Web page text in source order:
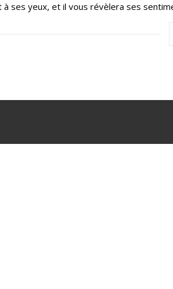
à ses yeux, et il vous révèlera ses